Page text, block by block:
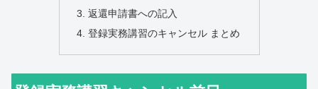
返還申請書への記入
登録実務講習のキャンセル まとめ